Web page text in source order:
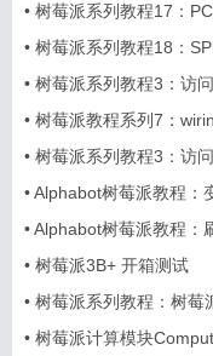
• 树莓派系列教程17：
• 树莓派系列教程18：
• 树莓派系列教程3：访
• 树莓派教程系列7：
• 树莓派系列教程3：访
•Alphabot树莓派教程：
•Alphabot树莓派教程：
• 树莓派3B+ 开箱测试
• 树莓派系列教程：树莓
• 树莓派计算模块